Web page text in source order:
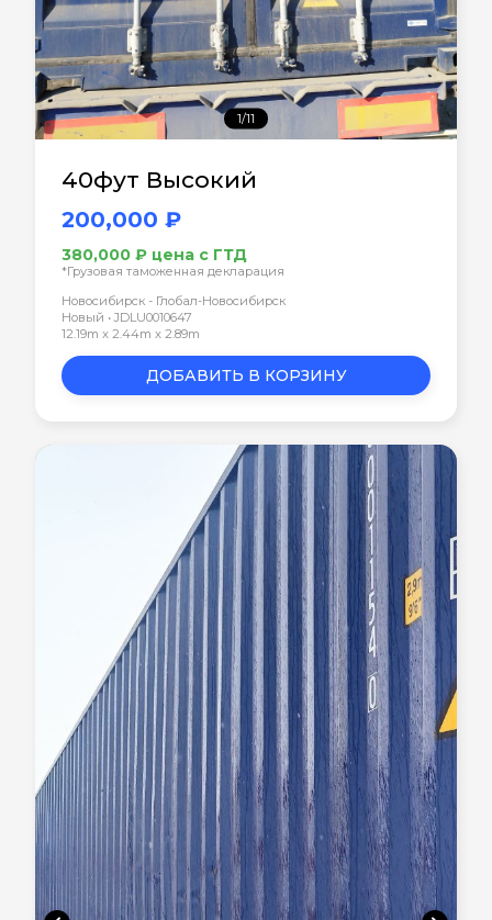
1/11
40фут Высокий
200,000 ₽
380,000 ₽ цена с ГТД
*Грузовая таможенная декларация
Новосибирск - Глобал-Новосибирск
Новый • JDLU0010647
12.19m x 2.44m x 2.89m
ДОБАВИТЬ В КОРЗИНУ